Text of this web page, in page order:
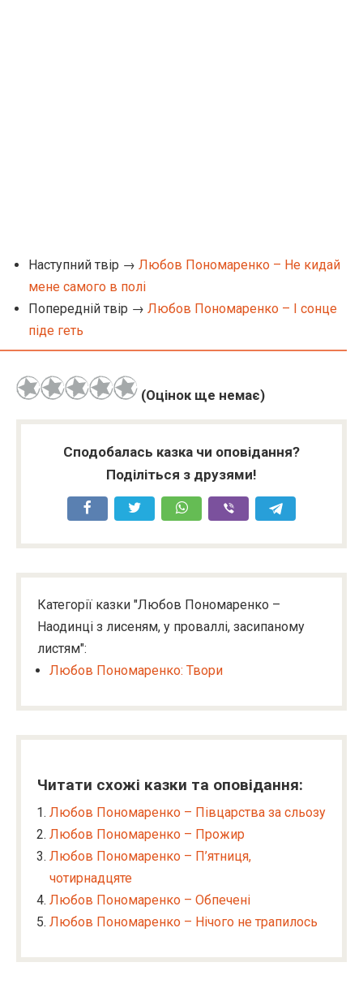
Наступний твір → Любов Пономаренко – Не кидай
мене самого в полі
Попередній твір → Любов Пономаренко – І сонце
піде геть
(Оцінок ще немає)
Сподобалась казка чи оповідання?
Поділіться з друзями!
Категорії казки "Любов Пономаренко –
Наодинці з лисеням, у проваллі, засипаному
листям":
Любов Пономаренко: Твори
Читати схожі казки та оповідання:
Любов Пономаренко – Півцарства за сльозу
Любов Пономаренко – Прожир
Любов Пономаренко – П’ятниця,
чотирнадцяте
Любов Пономаренко – Обпечені
Любов Пономаренко – Нічого не трапилось